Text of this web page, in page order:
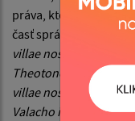
práva, ktoré mali aj
časť správy tohoto
villae nostrae
Theotonos et Sclavos
villae nostrae
Valacho ibidem